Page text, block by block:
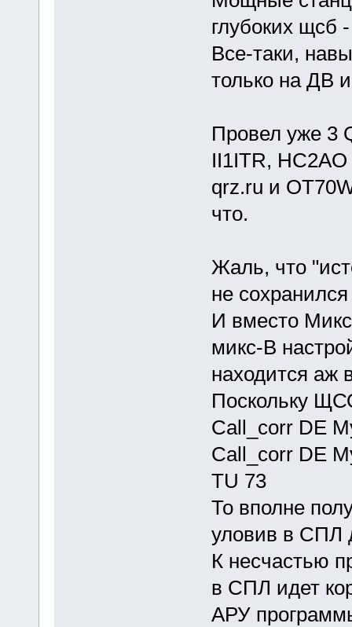
глубоких щсб
Все-таки,
только на ДВ
Провел уже 3
II1ITR,
qrz.ru и
что.
Жаль, что
не
И вместо
микс-В
находится аж
Поскольку
Call_corr DE
Call_corr DE
TU 73
То вполне
уловив в СПЛ
К несчастью
в СПЛ идет
АРУ